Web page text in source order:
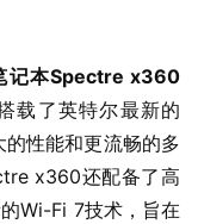
记本Spectre x360
载了英特尔最新的
性能和更流畅的多
x360还配备了高
Wi-Fi 7技术，旨在